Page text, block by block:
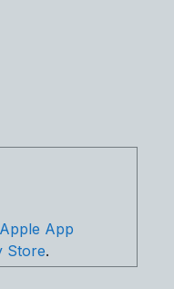
Apple App
Store.